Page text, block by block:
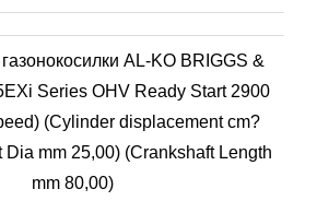
AL-KO BRIGGS &
Series OHV Ready Start 2900
(Cylinder displacement cm?
Dia mm 25,00) (Crankshaft Length
mm 80,00)